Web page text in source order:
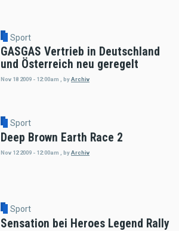
Sport
GASGAS Vertrieb in Deutschland
und Österreich neu geregelt
Nov 18 2009 - 12:00am byArchiv
Sport
Deep Brown Earth Race 2
Nov 12 2009 - 12:00am byArchiv
Sport
Sensation bei Heroes Legend Rally